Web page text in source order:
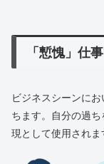
「慙愧」仕
ビジネスシーンに
ちます。自分の過
現として使用されま